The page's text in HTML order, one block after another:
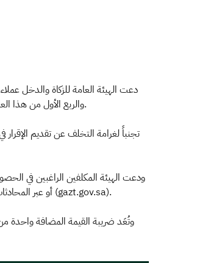
دعت الهيئة العامة للزكاة والدخل
والربع الأول من هذا العام للعملاء المستفيدين من مبادرة تأجيل مهلة تقديم الإقرارات والسداد لضريبة القيمة المضافة، وذلك في موعد أقصاه الحادي والثلاثون من شهر يوليو الجاري.
وحتى الثانية عشرة منتصف الليل، أو حساب العناية بالعملاء على تويتر (@Gazt_Care)، أو البريد الإلكتروني (info@gazt.gov.sa)، أو عبر المحادثات الفورية على موقع الهيئة (gazt.gov.sa).
وتُعَد ضريبة القيمة المضافة واحدة